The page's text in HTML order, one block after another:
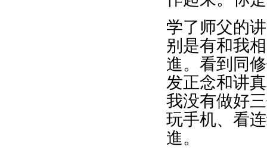
学了师父的
别是有和我
進。看到同
发正念和讲
我没有做好
玩手机、看
進。